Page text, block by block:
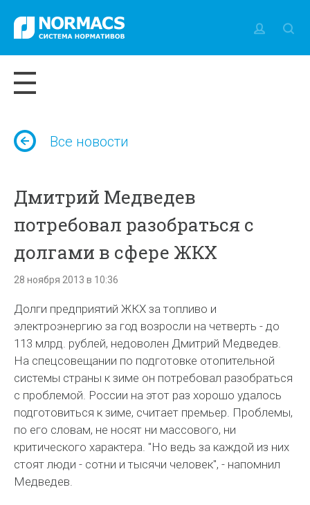
Все новости
Дмитрий Медведев
потребовал разобраться с
долгами в сфере ЖКХ
28 ноября 2013 в 10:36
Долги предприятий ЖКХ за топливо и
электроэнергию за год возросли на четверть - до
113 млрд. рублей, недоволен Дмитрий Медведев.
На спецсовещании по подготовке отопительной
системы страны к зиме он потребовал разобраться
с проблемой. России на этот раз хорошо удалось
подготовиться к зиме, считает премьер. Проблемы,
по его словам, не носят ни массового, ни
критического характера. "Но ведь за каждой из них
стоят люди - сотни и тысячи человек", - напомнил
Медведев.